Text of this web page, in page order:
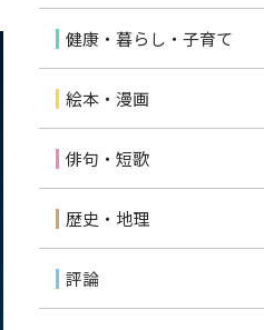
健康・暮らし・子育て
絵本・漫画
俳句・短歌
歴史・地理
評論